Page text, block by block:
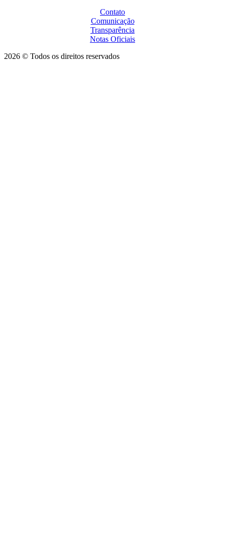
Contato
Comunicação
Transparência
Notas Oficiais
2026 © Todos os direitos reservados